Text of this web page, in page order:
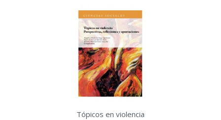
Tópicos en violencia